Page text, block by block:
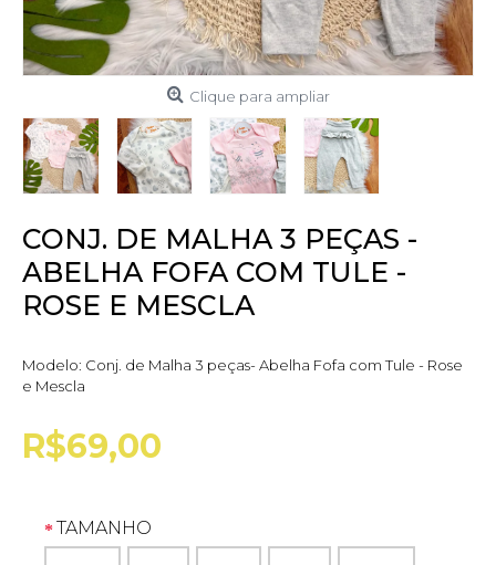
Clique para ampliar
CONJ. DE MALHA 3 PEÇAS -
ABELHA FOFA COM TULE -
ROSE E MESCLA
Modelo: Conj. de Malha 3 peças- Abelha Fofa com Tule - Rose
e Mescla
R$69,00
TAMANHO